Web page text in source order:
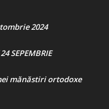
2024
SEPEMBRIE
mănăstiri ortodoxe